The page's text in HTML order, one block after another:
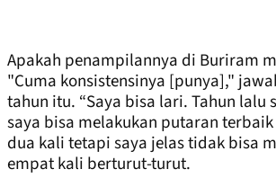
Apakah penampilannya di Buriram
"Cuma konsistensinya [punya],"
tahun itu. “Saya bisa lari. Tahun lalu
saya bisa melakukan putaran
dua kali tetapi saya jelas tidak bisa
empat kali berturut-turut.